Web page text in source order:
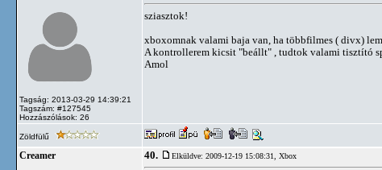
Tagság: 2013-03-29 14:39:21
Tagszám: #127545
Hozzászólások: 26
sziasztok!
xboxomnak valami baja van, ha többfilmes ( divx)
A kontrollerem kicsit "beállt" , tudtok valami tisztító
Amol
Zöldfülű
Creamer 40. Elküldve: 2009-12-19 15:08:31, Xbox